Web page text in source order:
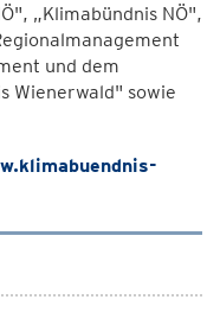
„Klimabündnis NÖ",
und dem
Wienerwald" sowie